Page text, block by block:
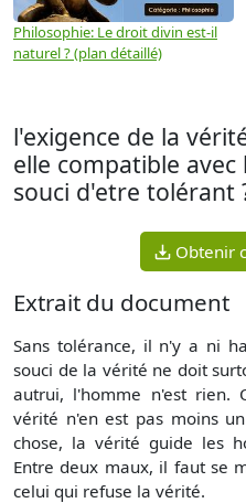
Philosophie: Le droit divin est-il
naturel ? (plan détaillé)
l'exigence de la
elle compatible avec
souci d'etre tolérant
Obtenir
Extrait du document
Sans tolérance, il n'y a ni
souci de la vérité ne doit
autrui, l'homme n'est rien.
vérité n'en est pas moins
chose, la vérité guide les
Entre deux maux, il faut se
celui qui refuse la vérité.